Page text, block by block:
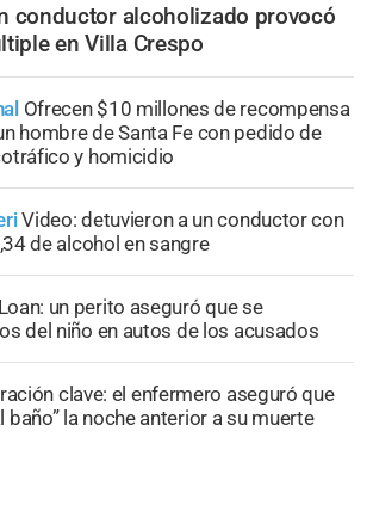
conductor alcoholizado provocó
en Villa Crespo
Ofrecen $10 millones de recompensa
hombre de Santa Fe con pedido de
y homicidio
Video: detuvieron a un conductor con
de alcohol en sangre
un perito aseguró que se
del niño en autos de los acusados
clave: el enfermero aseguró que
baño” la noche anterior a su muerte